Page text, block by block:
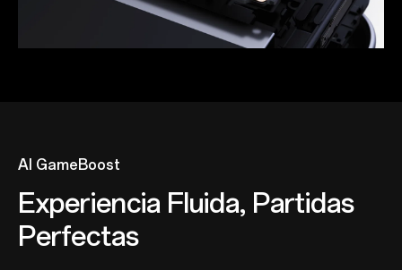
AI GameBoost
Experiencia Fluida, Partidas
Perfectas